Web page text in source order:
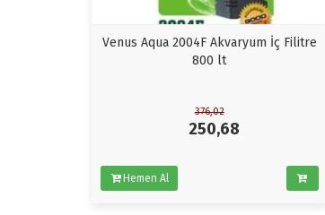
Venus Aqua 2004F Akvaryum İç Filitre
800 lt
376,02
250,68
Hemen Al